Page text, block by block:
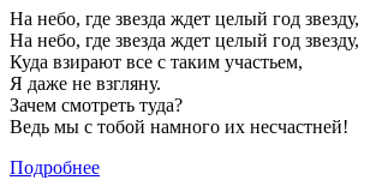
На небо, где звезда ждет целый год звезду,
На небо, где звезда ждет целый год звезду,
Куда взирают все с таким участьем,
Я даже не взгляну.
Зачем смотреть туда?
Ведь мы с тобой намного их несчастней!
Подробнее